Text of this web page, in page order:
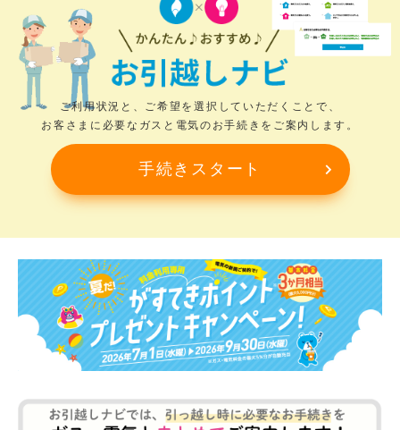
ご利用状況と、ご希望を選択していただくことで、
お客さまに必要なガスと電気のお手続きをご案内します。
手続きスタート